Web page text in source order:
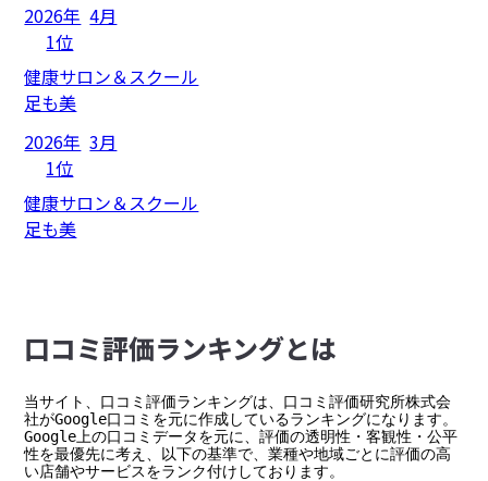
2026年 4月
1位
健康サロン＆スクール
足も美
2026年 3月
1位
健康サロン＆スクール
足も美
⼝コミ評価ランキングとは
当サイト、口コミ評価ランキングは、口コミ評価研究所株式会
社がGoogle口コミを元に作成しているランキングになります。
Google上の口コミデータを元に、評価の透明性・客観性・公平
性を最優先に考え、以下の基準で、業種や地域ごとに評価の高
い店舗やサービスをランク付けしております。